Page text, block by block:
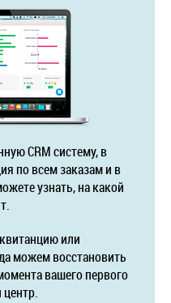
CRM систему, в
по всем заказам и в
узнать, на какой
или
можем восстановить
вашего первого